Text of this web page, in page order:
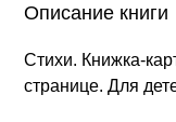
Описание книги
Стихи. Книжка-
странице. Для